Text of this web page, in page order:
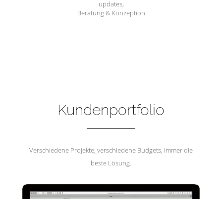
updates,
Beratung & Konzeption
Kundenportfolio
Verschiedene Projekte, verschiedene Budgets, immer die
beste Lösung.